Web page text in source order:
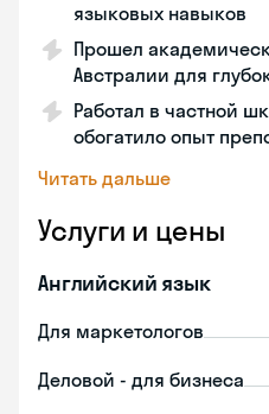
языковых навыков
Прошел
Австралии для
Работал в частной
обогатило опыт
Читать дальше
Услуги и цены
Английский язык
Для маркетологов
Деловой - для бизнеса